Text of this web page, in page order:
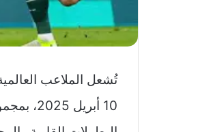
تُشعل الملاعب
10